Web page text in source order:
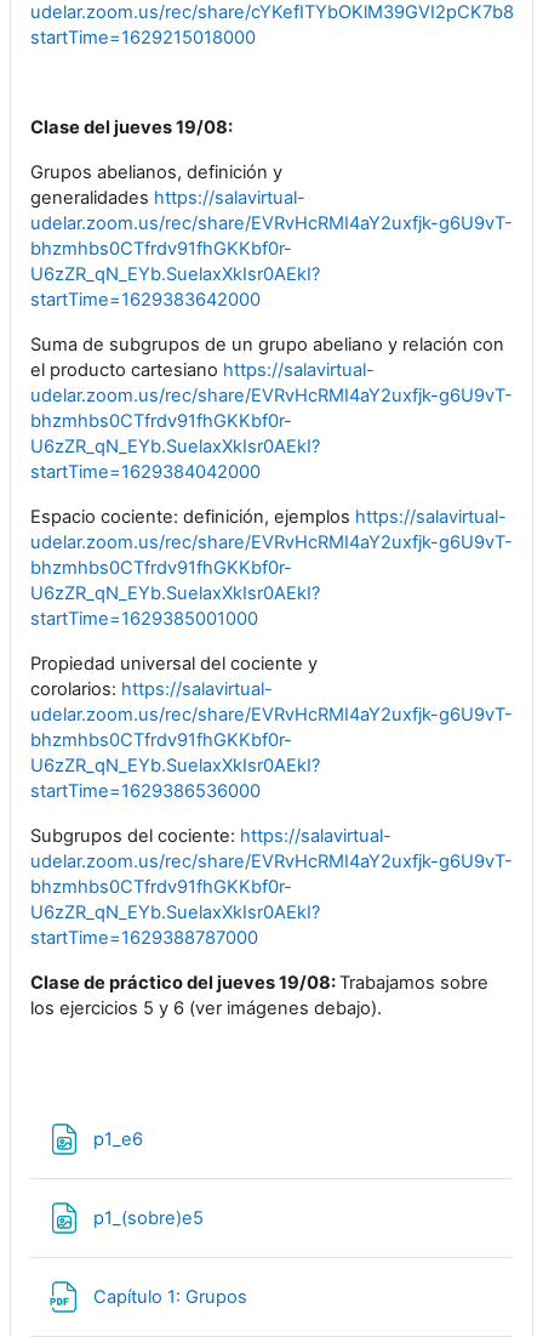
udelar.zoom.us/rec/share/
startTime=1629215018000
Clase del jueves 19/08:
Grupos abelianos, definición y
generalidades https://salavirtual-
udelar.zoom.us/rec/share/EVRvHcRMI4aY2uxfjk-g6U9vT-
bhzmhbs0CTfrdv91fhGKKbf0r-
U6zZR_qN_EYb.SuelaxXkIsr0AEkI?
startTime=1629383642000
Suma de subgrupos de un grupo abeliano y relación con
el producto cartesiano https://salavirtual-
udelar.zoom.us/rec/share/EVRvHcRMI4aY2uxfjk-g6U9vT-
bhzmhbs0CTfrdv91fhGKKbf0r-
U6zZR_qN_EYb.SuelaxXkIsr0AEkI?
startTime=1629384042000
Espacio cociente: definición, ejemplos https://salavirtual-
udelar.zoom.us/rec/share/EVRvHcRMI4aY2uxfjk-g6U9vT-
bhzmhbs0CTfrdv91fhGKKbf0r-
U6zZR_qN_EYb.SuelaxXkIsr0AEkI?
startTime=1629385001000
Propiedad universal del cociente y
corolarios: https://salavirtual-
udelar.zoom.us/rec/share/EVRvHcRMI4aY2uxfjk-g6U9vT-
bhzmhbs0CTfrdv91fhGKKbf0r-
U6zZR_qN_EYb.SuelaxXkIsr0AEkI?
startTime=1629386536000
Subgrupos del cociente: https://salavirtual-
udelar.zoom.us/rec/share/EVRvHcRMI4aY2uxfjk-g6U9vT-
bhzmhbs0CTfrdv91fhGKKbf0r-
U6zZR_qN_EYb.SuelaxXkIsr0AEkI?
startTime=1629388787000
Clase de práctico del jueves 19/08:Trabajamos sobre
los ejercicios 5 y 6 (ver imágenes debajo).
p1_e6
p1_(sobre)e5
Capítulo 1: Grupos